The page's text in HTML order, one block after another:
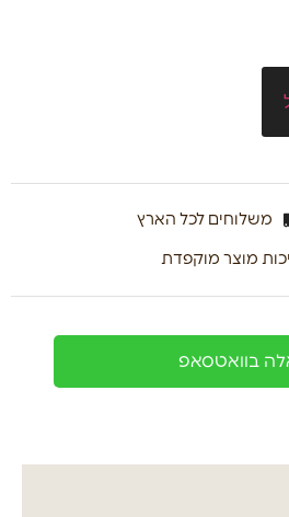
משלוחים לכל הארץ
מוצר מוקפדת
בוואטסאפ